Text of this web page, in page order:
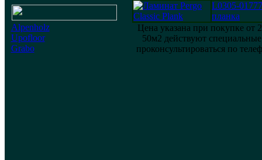
Alpenholz
Upofloor
Grabo
L0305-
планка
Цена указана при покупке от
50м2 действуют
проконсультироваться по